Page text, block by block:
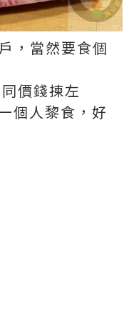
，當然要食個
價錢揀左
人黎食，好